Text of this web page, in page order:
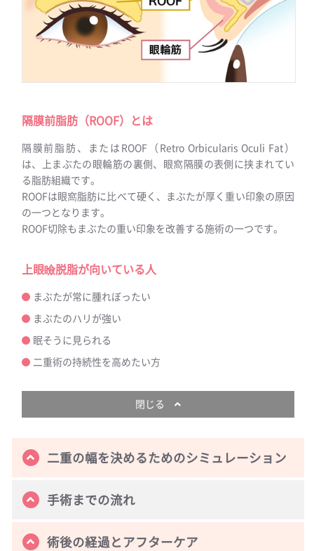
隔膜前脂肪（ROOF）とは
隔膜前脂肪、またはROOF（Retro Orbicularis Oculi Fat）
は、上まぶたの眼輪筋の裏側、眼窩隔膜の表側に挟まれてい
る脂肪組織です。
ROOFは眼窩脂肪に比べて硬く、まぶたが厚く重い印象の原因
の一つとなります。
ROOF切除もまぶたの重い印象を改善する施術の一つです。
上眼瞼脱脂が向いている人
まぶたが常に腫れぼったい
まぶたのハリが強い
眠そうに見られる
二重術の持続性を高めたい方
閉じる
二重の幅を決めるためのシミュレーション
手術までの流れ
術後の経過とアフターケア